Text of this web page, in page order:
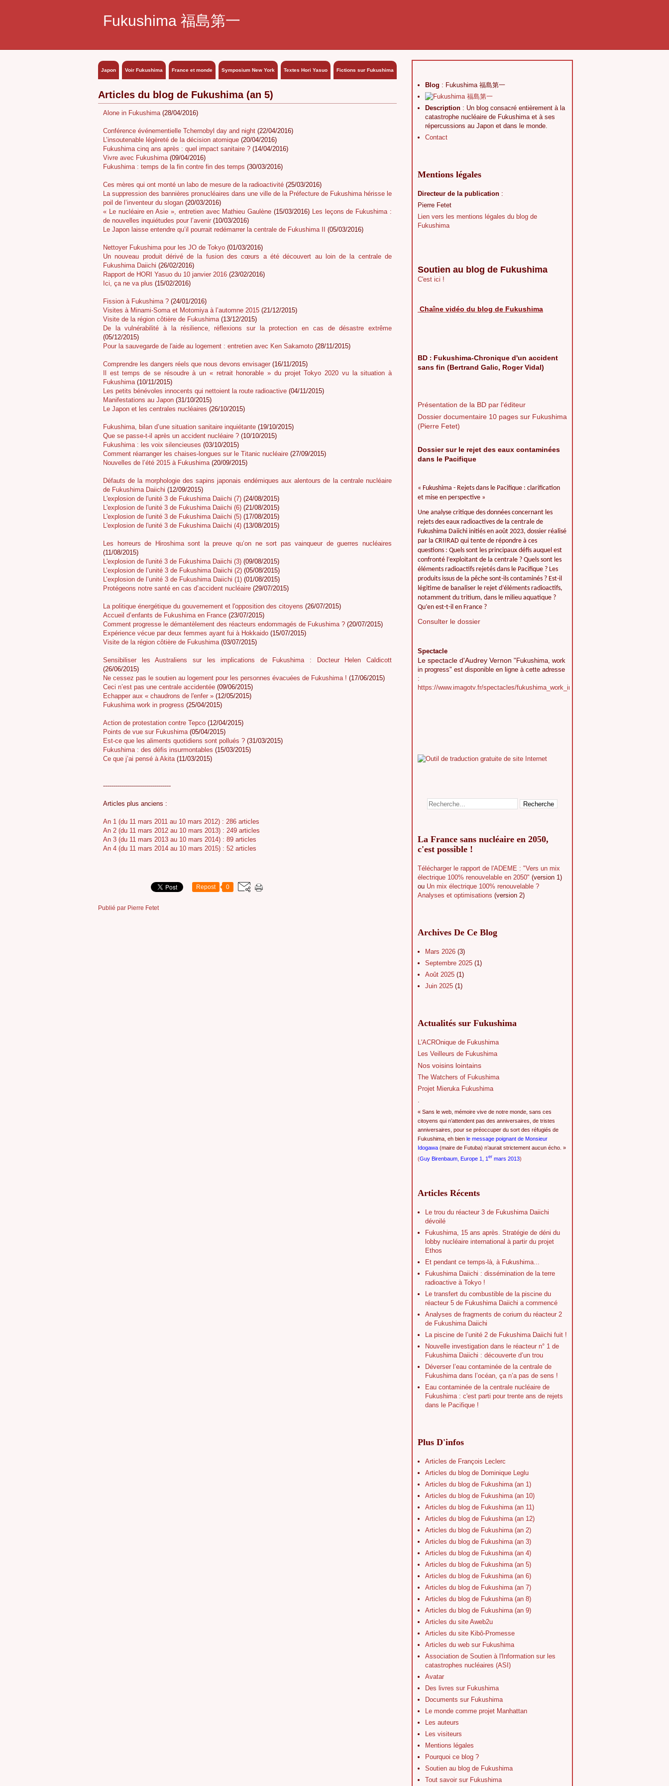
Fukushima 福島第一
Japon Voir Fukushima France et monde Symposium New York Textes Hori Yasuo Fictions sur Fukushima
Articles du blog de Fukushima (an 5)
Alone in Fukushima(28/04/2016)
Conférence événementielle Tchernobyl day and night (22/04/2016)
L’insoutenable légèreté de la décision atomique (20/04/2016)
Fukushima cinq ans après : quel impact sanitaire ? (14/04/2016)
Vivre avec Fukushima(09/04/2016)
Fukushima : temps de la fin contre fin des temps (30/03/2016)
Ces mères qui ont monté un labo de mesure de la radioactivité (25/03/2016)
La suppression des bannières pronucléaires dans une ville de la Préfecture de Fukushima hérisse le
poil de l’inventeur du slogan (20/03/2016)
« Le nucléaire en Asie », entretien avec Mathieu Gaulène (15/03/2016) Les leçons de Fukushima :
de nouvelles inquiétudes pour l’avenir (10/03/2016)
Le Japon laisse entendre qu’il pourrait redémarrer la centrale de Fukushima II
(05/03/2016)
Nettoyer Fukushima pour les JO de Tokyo (01/03/2016)
Un nouveau produit dérivé de la fusion des cœurs a été découvert au loin de la centrale de
Fukushima Daiichi (26/02/2016)
Rapport de HORI Yasuo du 10 janvier 2016 (23/02/2016)
Ici, ça ne va plus (15/02/2016)
Fission à Fukushima ? (24/01/2016)
Visites à Minami-Soma et Motomiya à l’automne 2015 (21/12/2015)
Visite de la région côtière de Fukushima(13/12/2015)
De la vulnérabilité à la résilience, réflexions sur la protection en cas de désastre extrême
(05/12/2015)
Pour la sauvegarde de l'aide au logement : entretien avec Ken Sakamoto (28/11/2015)
Comprendre les dangers réels que nous devons envisager (16/11/2015)
Il est temps de se résoudre à un « retrait honorable » du projet Tokyo 2020 vu la situation à
Fukushima(10/11/2015)
Les petits bénévoles innocents qui nettoient la route radioactive (04/11/2015)
Manifestations au Japon (31/10/2015)
Le Japon et les centrales nucléaires (26/10/2015)
Fukushima, bilan d’une situation sanitaire inquiétante (19/10/2015)
Que se passe-t-il après un accident nucléaire ? (10/10/2015)
Fukushima : les voix silencieuses (03/10/2015)
Comment réarranger les chaises-longues sur le Titanic nucléaire (27/09/2015)
Nouvelles de l’été 2015 à Fukushima(20/09/2015)
Défauts de la morphologie des sapins japonais endémiques aux alentours de la centrale nucléaire
de Fukushima Daiichi (12/09/2015)
L'explosion de l'unité 3 de Fukushima Daiichi (7) (24/08/2015)
L'explosion de l'unité 3 de Fukushima Daiichi (6) (21/08/2015)
L'explosion de l'unité 3 de Fukushima Daiichi (5) (17/08/2015)
L'explosion de l'unité 3 de Fukushima Daiichi (4) (13/08/2015)
Les horreurs de Hiroshima sont la preuve qu’on ne sort pas vainqueur de guerres nucléaires
(11/08/2015)
L'explosion de l'unité 3 de Fukushima Daiichi (3) (09/08/2015)
L’explosion de l’unité 3 de Fukushima Daiichi (2) (05/08/2015)
L’explosion de l’unité 3 de Fukushima Daiichi (1) (01/08/2015)
Protégeons notre santé en cas d’accident nucléaire (29/07/2015)
La politique énergétique du gouvernement et l'opposition des citoyens (26/07/2015)
Accueil d’enfants de Fukushima en France (23/07/2015)
Comment progresse le démantèlement des réacteurs endommagés de Fukushima ? (20/07/2015)
Expérience vécue par deux femmes ayant fui à Hokkaido (15/07/2015)
Visite de la région côtière de Fukushima(03/07/2015)
Sensibiliser les Australiens sur les implications de Fukushima : Docteur Helen Caldicott
(26/06/2015)
Ne cessez pas le soutien au logement pour les personnes évacuées de Fukushima ! (17/06/2015)
Ceci n’est pas une centrale accidentée (09/06/2015)
Echapper aux « chaudrons de l'enfer » (12/05/2015)
Fukushima work in progress (25/04/2015)
Action de protestation contre Tepco (12/04/2015)
Points de vue sur Fukushima(05/04/2015)
Est-ce que les aliments quotidiens sont pollués ? (31/03/2015)
Fukushima : des défis insurmontables (15/03/2015)
Ce que j’ai pensé à Akita(11/03/2015)
----------------------------------
Articles plus anciens :
An 1 (du 11 mars 2011 au 10 mars 2012) : 286 articles
An 2 (du 11 mars 2012 au 10 mars 2013) : 249 articles
An 3 (du 11 mars 2013 au 10 mars 2014) : 89 articles
An 4 (du 11 mars 2014 au 10 mars 2015) : 52 articles
Repost 0
Publié par Pierre Fetet
Blog : Fukushima 福島第一
Description : Un blog consacré entièrement à la
catastrophe nucléaire de Fukushima et à ses
répercussions au Japon et dans le monde.
Contact
Mentions légales
Directeur de la publication :
Pierre Fetet
Lien vers les mentions légales du blog de
Fukushima
Soutien au blog de Fukushima
C'est ici !
Chaîne vidéo du blog de Fukushima
BD : Fukushima-Chronique d'un accident
sans fin (Bertrand Galic, Roger Vidal)
Présentation de la BD par l'éditeur
Dossier documentaire 10 pages sur Fukushima
(Pierre Fetet)
Dossier sur le rejet des eaux contaminées
dans le Pacifique
« Fukushima - Rejets dans le Pacifique : clarification
et mise en perspective »
Une analyse critique des données concernant les
rejets des eaux radioactives de la centrale de
Fukushima Daiichi initiés en août 2023, dossier réalisé
par la CRIIRAD qui tente de répondre à ces
questions : Quels sont les principaux défis auquel est
confronté l’exploitant de la centrale ? Quels sont les
éléments radioactifs rejetés dans le Pacifique ? Les
produits issus de la pêche sont-ils contaminés ? Est-il
légitime de banaliser le rejet d’éléments radioactifs,
notamment du tritium, dans le milieu aquatique ?
Qu’en est-t-il en France ?
Consulter le dossier
Spectacle
Le spectacle d'Audrey Vernon "Fukushima, work
in progress" est disponible en ligne à cette adresse
:
https://www.imagotv.fr/spectacles/fukushima_work_in_progress
La France sans nucléaire en 2050,
c'est possible !
Télécharger le rapport de l'ADEME : "Vers un mix
électrique 100% renouvelable en 2050" (version 1)
ou Un mix électrique 100% renouvelable ?
Analyses et optimisations (version 2)
Archives De Ce Blog
Mars 2026 (3)
Septembre 2025 (1)
Août 2025 (1)
Juin 2025 (1)
Actualités sur Fukushima
L'ACROnique de Fukushima
Les Veilleurs de Fukushima
Nos voisins lointains
The Watchers of Fukushima
Projet Mieruka Fukushima
.
« Sans le web, mémoire vive de notre monde, sans ces
citoyens qui n’attendent pas des anniversaires, de tristes
anniversaires, pour se préoccuper du sort des réfugiés de
Fukushima, eh bien le message poignant de Monsieur
Idogawa (maire de Futuba) n’aurait strictement aucun écho. »
(Guy Birenbaum, Europe 1, 1 er mars 2013)
Articles Récents
Le trou du réacteur 3 de Fukushima Daiichi
dévoilé
Fukushima, 15 ans après. Stratégie de déni du
lobby nucléaire international à partir du projet
Ethos
Et pendant ce temps-là, à Fukushima...
Fukushima Daiichi : dissémination de la terre
radioactive à Tokyo !
Le transfert du combustible de la piscine du
réacteur 5 de Fukushima Daiichi a commencé
Analyses de fragments de corium du réacteur 2
de Fukushima Daiichi
La piscine de l’unité 2 de Fukushima Daiichi fuit !
Nouvelle investigation dans le réacteur n° 1 de
Fukushima Daiichi : découverte d’un trou
Déverser l’eau contaminée de la centrale de
Fukushima dans l’océan, ça n’a pas de sens !
Eau contaminée de la centrale nucléaire de
Fukushima : c'est parti pour trente ans de rejets
dans le Pacifique !
Plus D'infos
Articles de François Leclerc
Articles du blog de Dominique Leglu
Articles du blog de Fukushima (an 1)
Articles du blog de Fukushima (an 10)
Articles du blog de Fukushima (an 11)
Articles du blog de Fukushima (an 12)
Articles du blog de Fukushima (an 2)
Articles du blog de Fukushima (an 3)
Articles du blog de Fukushima (an 4)
Articles du blog de Fukushima (an 5)
Articles du blog de Fukushima (an 6)
Articles du blog de Fukushima (an 7)
Articles du blog de Fukushima (an 8)
Articles du blog de Fukushima (an 9)
Articles du site Aweb2u
Articles du site Kibô-Promesse
Articles du web sur Fukushima
Association de Soutien à l'Information sur les
catastrophes nucléaires (ASI)
Avatar
Des livres sur Fukushima
Documents sur Fukushima
Le monde comme projet Manhattan
Les auteurs
Les visiteurs
Mentions légales
Pourquoi ce blog ?
Soutien au blog de Fukushima
Tout savoir sur Fukushima